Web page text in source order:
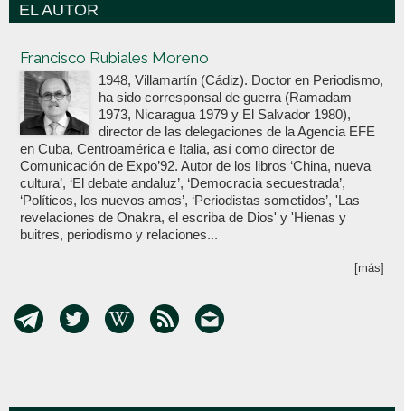
EL AUTOR
Francisco Rubiales Moreno
1948, Villamartín (Cádiz). Doctor en Periodismo,
ha sido corresponsal de guerra (Ramadam
1973, Nicaragua 1979 y El Salvador 1980),
director de las delegaciones de la Agencia EFE
en Cuba, Centroamérica e Italia, así como director de
Comunicación de Expo’92. Autor de los libros ‘China, nueva
cultura’, ‘El debate andaluz’, ‘Democracia secuestrada’,
‘Políticos, los nuevos amos’, ‘Periodistas sometidos’, 'Las
revelaciones de Onakra, el escriba de Dios' y 'Hienas y
buitres, periodismo y relaciones...
[más]